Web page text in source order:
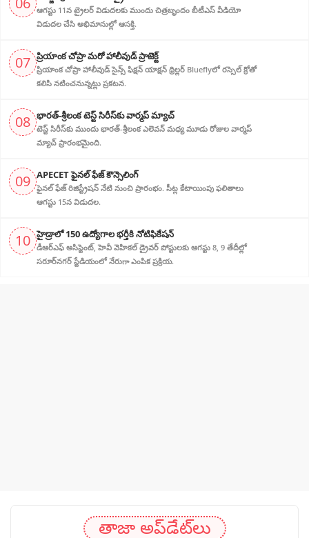
ఆగస్టు 11న ట్రైలర్ విడుదలకు ముందు చిత్రబృందం బీటీఎస్ వీడియో
విడుదల చేసి అభిమానుల్లో ఆసక్తి.
07 ప్రియాంక చోప్రా మరో హాలీవుడ్ ప్రాజెక్ట్
ప్రియాంక చోప్రా హాలీవుడ్ సైన్స్ ఫిక్షన్ యాక్షన్ థ్రిల్లర్ Blueflyలో రస్సెల్ క్రోతో
కలిసి నటించనున్నట్లు ప్రకటన.
08 భారత్-శ్రీలంక టెస్ట్ సిరీస్‌కు వార్మప్ మ్యాచ్
టెస్ట్ సిరీస్‌కు ముందు భారత్-శ్రీలంక ఎలెవన్ మధ్య మూడు రోజుల వార్మప్
మ్యాచ్ ప్రారంభమైంది.
09 APECET ఫైనల్ ఫేజ్ కౌన్సెలింగ్
ఫైనల్ ఫేజ్ రిజిస్ట్రేషన్ నేటి నుంచి ప్రారంభం. సీట్ల కేటాయింపు ఫలితాలు
ఆగస్టు 15న విడుదల.
10 హైడ్రాలో 150 ఉద్యోగాల భర్తీకి నోటిఫికేషన్
డీఆర్‌ఎఫ్ అసిస్టెంట్, హెవీ వెహికల్ డ్రైవర్ పోస్టులకు ఆగస్టు 8, 9 తేదీల్లో
సరూర్‌నగర్ స్టేడియంలో నేరుగా ఎంపిక ప్రక్రియ.
తాజా అప్‌డేట్‌లు